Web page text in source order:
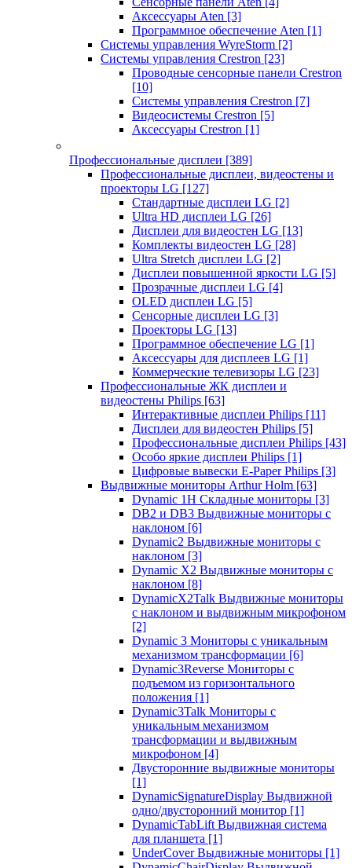
Аксессуары Aten [3]
Программное обеспечение Aten [1]
Системы управления WyreStorm [2]
Системы управления Crestron [23]
Проводные сенсорные панели Crestron
[10]
Системы управления Crestron [7]
Видеосистемы Crestron [5]
Аксессуары Crestron [1]
Профессиональные дисплеи [389]
Профессиональные дисплеи, видеостены и
проекторы LG [127]
Стандартные дисплеи LG [2]
Ultra HD дисплеи LG [26]
Дисплеи для видеостен LG [13]
Комплекты видеостен LG [28]
Ultra Stretch дисплеи LG [2]
Дисплеи повышенной яркости LG [5]
Прозрачные дисплеи LG [4]
OLED дисплеи LG [5]
Сенсорные дисплеи LG [3]
Проекторы LG [13]
Программное обеспечение LG [1]
Аксессуары для дисплеев LG [1]
Коммерческие телевизоры LG [23]
Профессиональные ЖК дисплеи и
видеостены Philips [63]
Интерактивные дисплеи Philips [11]
Дисплеи для видеостен Philips [5]
Профессиональные дисплеи Philips [43]
Особо яркие дисплеи Philips [1]
Цифровые вывески E-Paper Philips [3]
Выдвижные мониторы Arthur Holm [63]
Dynamic 1Н Складные мониторы [3]
DB2 и DB3 Выдвижные мониторы с
наклоном [6]
Dynamic2 Выдвижные мониторы с
наклоном [3]
Dynamic X2 Выдвижные мониторы с
наклоном [8]
DynamicX2Talk Выдвижные мониторы
с наклоном и выдвижным микрофоном
[2]
Dynamic 3 Мониторы с уникальным
механизмом трансформации [6]
Dynamic3Reverse Мониторы с
подъемом из горизонтального
положения [1]
Dynamic3Talk Мониторы с
уникальным механизмом
трансформации и выдвижным
микрофоном [4]
Двусторонние выдвижные мониторы
[1]
DynamicSignatureDisplay Выдвижной
одно/двусторонний монитор [1]
DynamicTabLift Выдвижная система
для планшета [1]
UnderCover Выдвижные мониторы [1]